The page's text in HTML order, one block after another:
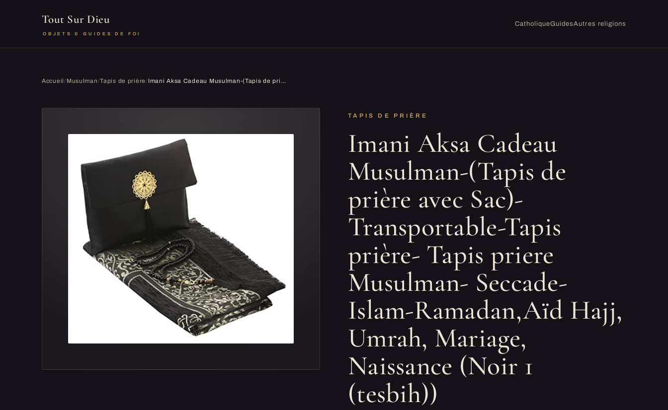
Tout Sur Dieu
OBJETS & GUIDES DE FOI
CatholiqueGuidesAutres religions
Accueil/ Musulman/Tapis de prière/ Imani Aksa Cadeau Musulman-(Tapis de prière avec Sac)-Transportable-Tapis prière- Tapis priere Musulman- Seccade-Islam-Ramadan,Aïd Hajj, Umrah, Mariage, Naissance (Noir 1 (tesbih))
TAPIS DE PRIÈRE
Imani Aksa Cadeau
Musulman-(Tapis de
prière avec Sac)-
Transportable-Tapis
prière- Tapis priere
Musulman- Seccade-
Islam-Ramadan,Aïd Hajj,
Umrah, Mariage,
Naissance (Noir 1
(tesbih))